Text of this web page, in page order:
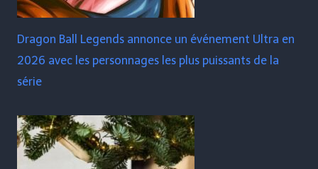
Dragon Ball Legends annonce un événement Ultra en
2026 avec les personnages les plus puissants de la
série